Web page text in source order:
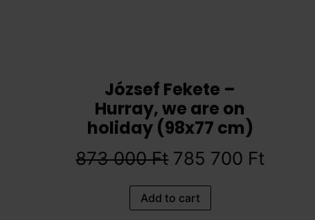
József Fekete –
Hurray, we are on
holiday (98x77 cm)
873 000Ft 785 700 Ft
Add to cart